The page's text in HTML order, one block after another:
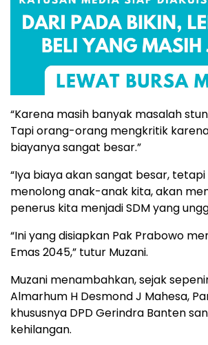
“Karena masih banyak masalah
Tapi orang-orang mengkritik
biayanya sangat besar.”
“Iya biaya akan sangat besar, tetapi
menolong anak-anak kita, akan
penerus kita menjadi SDM yang
“Ini yang disiapkan Pak Prabowo
Emas 2045,” tutur Muzani.
Muzani menambahkan, sejak
Almarhum H Desmond J Mahesa,
khususnya DPD Gerindra Banten
kehilangan.